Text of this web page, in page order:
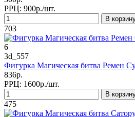
РРЦ: 900р./шт.
В
703
6
3d_557
Фигурка Магическая битва Ремен
836р.
РРЦ: 1600р./шт.
В
475